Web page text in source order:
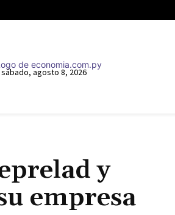
sábado, agosto 8, 2026
y
empresa